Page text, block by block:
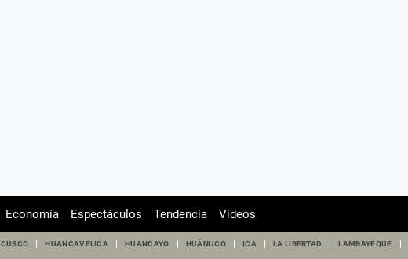
Economía Espectáculos Tendencia Videos
CUSCO HUANCAVELICA HUANCAYO HUÁNUCO ICA LA LIBERTAD LAMBAYEQUE